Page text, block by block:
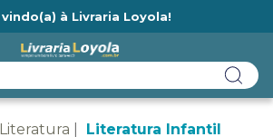
vindo(a) à Livraria Loyola!
Literatura Literatura Infantil